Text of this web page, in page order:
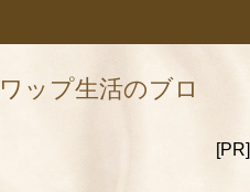
ップ生活のブロ
[PR]